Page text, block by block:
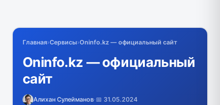
Главная›Сервисы›Oninfo.kz — официальный сайт
Oninfo.kz — официальный
сайт
Алихан Сулейманов·📅 31.05.2024